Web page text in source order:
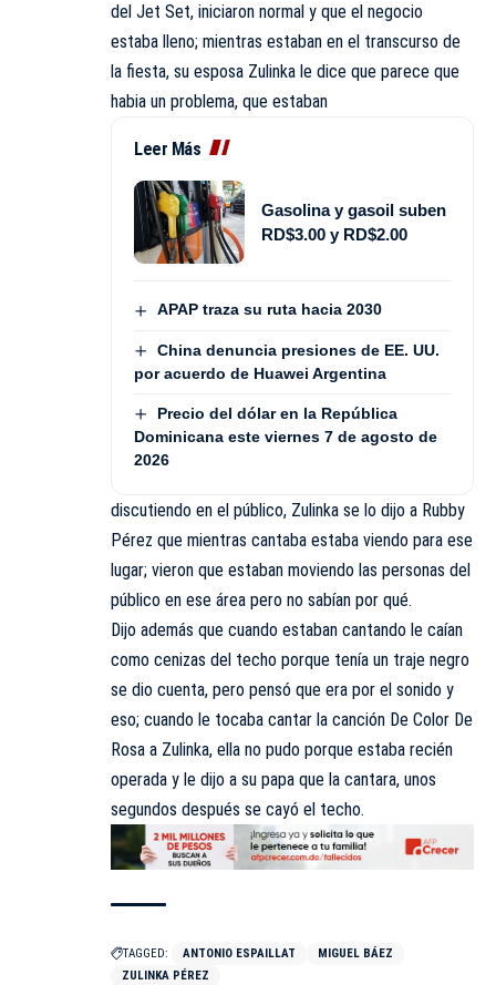
del Jet Set, iniciaron normal y que el negocio
estaba lleno; mientras estaban en el transcurso de
la fiesta, su esposa Zulinka le dice que parece que
habia un problema, que estaban
Leer Más
Gasolina y gasoil suben
RD$3.00 y RD$2.00
APAP traza su ruta hacia 2030
China denuncia presiones de EE. UU.
por acuerdo de Huawei Argentina
Precio del dólar en la República
Dominicana este viernes 7 de agosto de
2026
discutiendo en el público, Zulinka se lo dijo a Rubby
Pérez que mientras cantaba estaba viendo para ese
lugar; vieron que estaban moviendo las personas del
público en ese área pero no sabían por qué.
Dijo además que cuando estaban cantando le caían
como cenizas del techo porque tenía un traje negro
se dio cuenta, pero pensó que era por el sonido y
eso; cuando le tocaba cantar la canción De Color De
Rosa a Zulinka, ella no pudo porque estaba recién
operada y le dijo a su papa que la cantara, unos
segundos después se cayó el techo.
TAGGED: ANTONIO ESPAILLAT
MIGUEL BÁEZ
ZULINKA PÉREZ